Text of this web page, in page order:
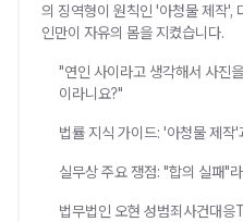
의 징역형이 원칙인 '아청물 제작',
인만이 자유의 몸을 지켰습니다.
"연인 사이라고 생각해서 사진
이라니요?"
법률 지식 가이드: '아청물 제
실무상 주요 쟁점: "합의 실패"
법무법인 오현 성범죄사건대